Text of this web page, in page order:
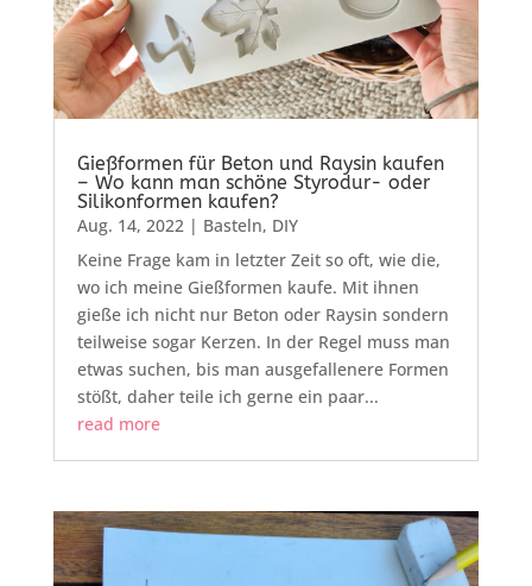
Gießformen für Beton und Raysin kaufen
– Wo kann man schöne Styrodur- oder
Silikonformen kaufen?
Aug. 14, 2022| Basteln, DIY
Keine Frage kam in letzter Zeit so oft, wie die,
wo ich meine Gießformen kaufe. Mit ihnen
gieße ich nicht nur Beton oder Raysin sondern
teilweise sogar Kerzen. In der Regel muss man
etwas suchen, bis man ausgefallenere Formen
stößt, daher teile ich gerne ein paar...
read more